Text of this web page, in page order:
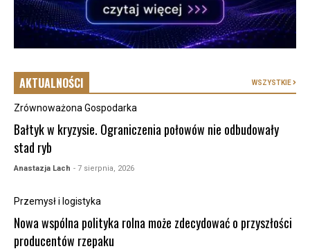
AKTUALNOŚCI WSZYSTKIE
Zrównoważona Gospodarka
Bałtyk w kryzysie. Ograniczenia połowów nie odbudowały
stad ryb
Anastazja Lach - 7 sierpnia, 2026
Przemysł i logistyka
Nowa wspólna polityka rolna może zdecydować o przyszłości
producentów rzepaku